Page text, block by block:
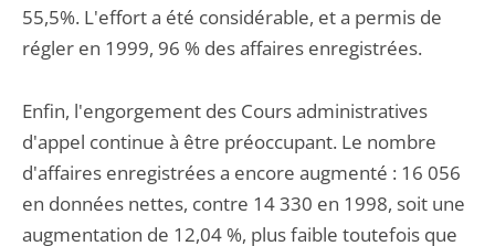
55,5%. L'effort a été considérable, et a permis de
régler en 1999, 96 % des affaires enregistrées.
Enfin, l'engorgement des Cours administratives
d'appel continue à être préoccupant. Le nombre
d'affaires enregistrées a encore augmenté : 16 056
en données nettes, contre 14 330 en 1998, soit une
augmentation de 12,04 %, plus faible toutefois que